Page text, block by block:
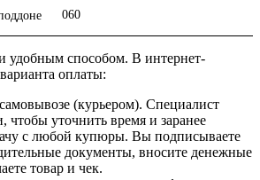
060
удобным способом. В интернет-
оплаты:
(курьером). Специалист
чтобы уточнить время и заранее
с любой купюры. Вы подписываете
документы, вносите денежные
товар и чек.